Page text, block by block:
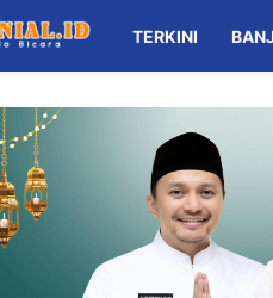
TERKINI